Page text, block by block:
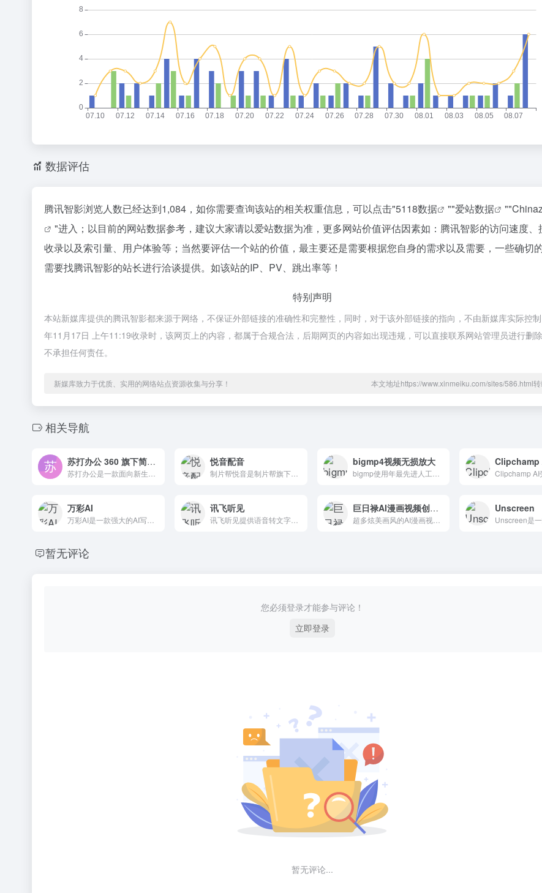
数据评估
腾讯智影浏览人数已经达到1,084，如你需要查询该站的相关权重信息，可以点击"5118数据 ""爱站数据 ""
"进入；以目前的网站数据参考，建议大家请以爱站数据为准，更多网站价值评估因素如：腾讯智影的访问速度、
收录以及索引量、用户体验等；当然要评估一个站的价值，最主要还是需要根据您自身的需求以及需要，一些确切
需要找腾讯智影的站长进行洽谈提供。如该站的IP、PV、跳出率等！
特别声明
本站新媒库提供的腾讯智影都来源于网络，不保证外部链接的准确性和完整性，同时，对于该外部链接的指向，不由新媒库实际控
年11月17日 上午11:19收录时，该网页上的内容，都属于合规合法，后期网页的内容如出现违规，可以直接联系网站管理员进行删
不承担任何责任。
新媒库致力于优质、实用的网络站点资源收集与分享！ 本文地址https://www.xinmeiku.com/sites/586.html
相关导航
苏打办公 360 旗下简约高效的办公平台 悦音配音
制片帮悦音是制片帮旗下配音产品品牌，可以在线将文字转成语音的智能配音产品。
bigmp4视频无损放大
万彩AI 讯飞听见 巨日禄AI漫画视频创作工具
超多炫美画风的AI漫画视频创作平台，一站式完成长文本故事转为漫画视频
Unscreen
暂无评论
您必须登录才能参与评论！
立即登录
暂无评论...